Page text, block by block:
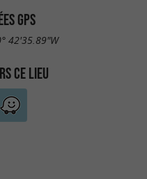
GPS
42'35.89"W
CE LIEU